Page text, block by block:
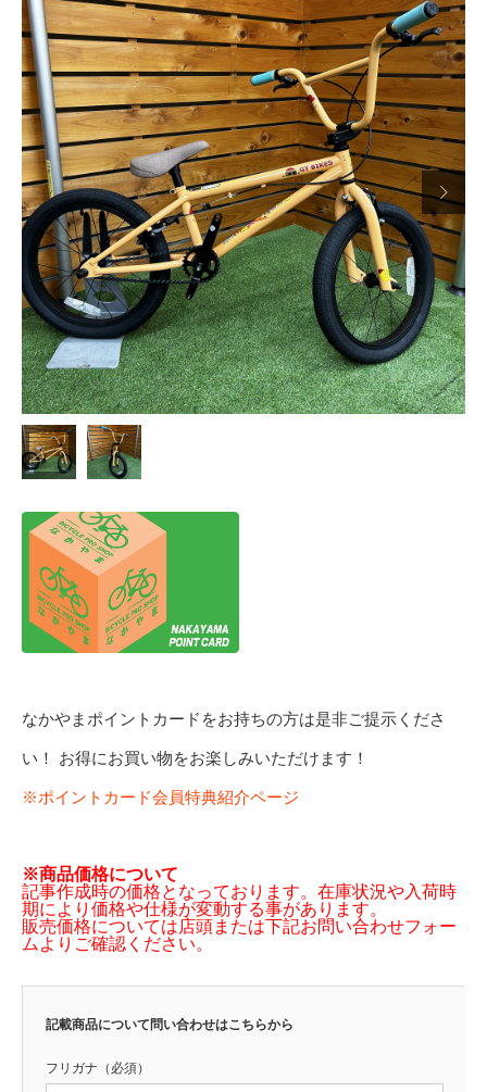

なかやまポイントカードをお持ちの方は是非ご提示くださ
い！ お得にお買い物をお楽しみいただけます！
※ポイントカード会員特典紹介ページ
※商品価格について
記事作成時の価格となっております。在庫状況や入荷時
期により価格や仕様が変動する事があります。
販売価格については店頭または下記お問い合わせフォー
ムよりご確認ください。
記載商品について問い合わせはこちらから
フリガナ（必須）